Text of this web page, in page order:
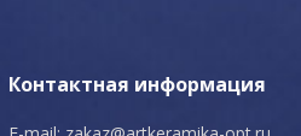
Контактная информация